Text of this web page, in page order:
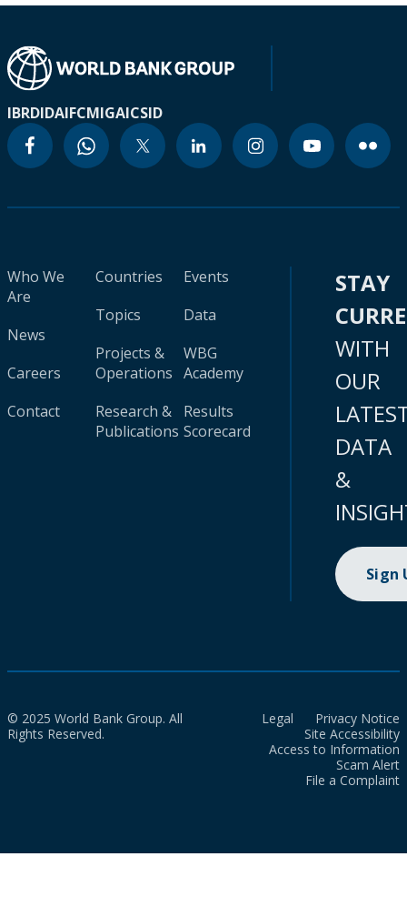
IBRDIDAIFCMIGAICSID
Who We
Are
News
Careers
Contact
Countries
Topics
Projects &
Operations
Research &
Publications
Events
Data
WBG
Academy
Results
Scorecard
STAY
WITH
OUR
DATA
&
Sign
© 2025 World Bank Group. All
Rights Reserved.
Legal
Privacy Notice
Site Accessibility
Access to Information
Scam Alert
File a Complaint